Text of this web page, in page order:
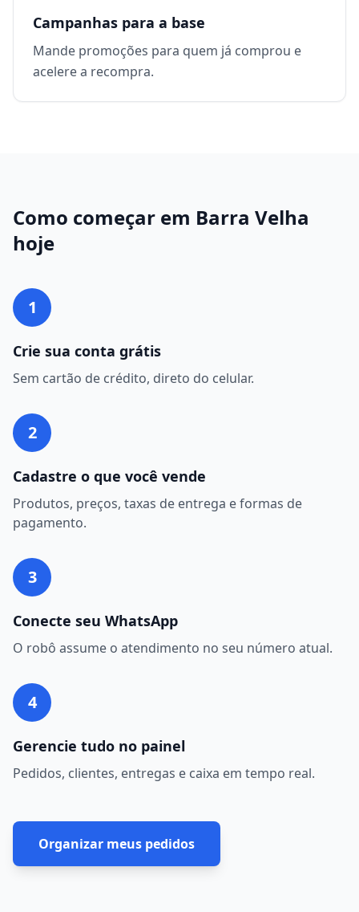
Campanhas para a base
Mande promoções para quem já comprou e
acelere a recompra.
Como começar em Barra Velha
hoje
1
Crie sua conta grátis
Sem cartão de crédito, direto do celular.
2
Cadastre o que você vende
Produtos, preços, taxas de entrega e formas de
pagamento.
3
Conecte seu WhatsApp
O robô assume o atendimento no seu número atual.
4
Gerencie tudo no painel
Pedidos, clientes, entregas e caixa em tempo real.
Organizar meus pedidos